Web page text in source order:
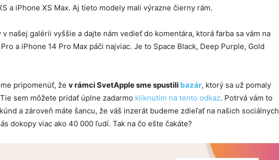
a iPhone XS Max. Aj tieto modely mali výrazne čierny rám.
našej galérii vyššie a dajte nám vedieť do komentára, ktorá farba sa vám na
a iPhone 14 Pro Max páči najviac. Je to Space Black, Deep Purple, Gold
pripomenúť, že v rámci SvetApple sme spustili bazár, ktorý sa už pomaly
sem môžete pridať úplne zadarmo kliknutím na tento odkaz. Potrvá vám to
a zároveň máte šancu, že váš inzerát budeme zdieľať na našich sociálnych
dokopy viac ako 40 000 ľudí. Tak na čo ešte čakáte?